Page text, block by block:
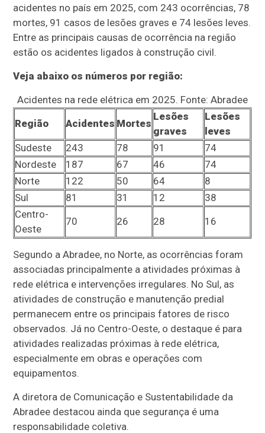
acidentes no país em 2025, com 243 ocorrências, 78
mortes, 91 casos de lesões graves e 74 lesões leves.
Entre as principais causas de ocorrência na região
estão os acidentes ligados à construção civil.
Veja abaixo os números por região:
Acidentes na rede elétrica em 2025. Fonte: Abradee
Região
Acidentes Mortes
Lesões
graves
Lesões
leves
Sudeste
243 78 91
74
Nordeste
187 67 46
74
Norte
122 50 64
8
Sul
81 31 12
38
Centro-
Oeste
70 26 28 16
Segundo a Abradee, no Norte, as ocorrências foram
associadas principalmente a atividades próximas à
rede elétrica e intervenções irregulares. No Sul, as
atividades de construção e manutenção predial
permanecem entre os principais fatores de risco
observados. Já no Centro-Oeste, o destaque é para
atividades realizadas próximas à rede elétrica,
especialmente em obras e operações com
equipamentos.
A diretora de Comunicação e Sustentabilidade da
Abradee destacou ainda que segurança é uma
responsabilidade coletiva.